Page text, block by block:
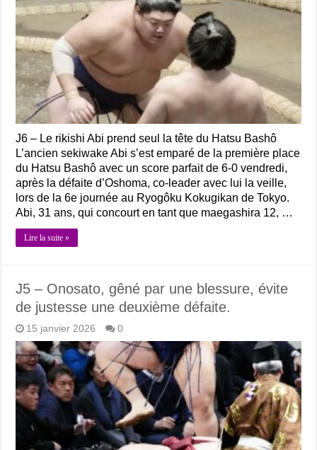
J6 – Le rikishi Abi prend seul la tête du Hatsu Bashô
L’ancien sekiwake Abi s’est emparé de la première place
du Hatsu Bashô avec un score parfait de 6-0 vendredi,
après la défaite d’Oshoma, co-leader avec lui la veille,
lors de la 6e journée au Ryogôku Kokugikan de Tokyo.
Abi, 31 ans, qui concourt en tant que maegashira 12, …
Lire la suite »
J5 – Onosato, gêné par une blessure, évite
de justesse une deuxième défaite.
15 janvier 2026 0